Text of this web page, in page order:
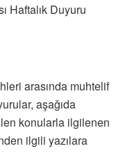
Haftalık Duyuru
arasında muhtelif
aşağıda
konularla ilgilenen
ilgili yazılara